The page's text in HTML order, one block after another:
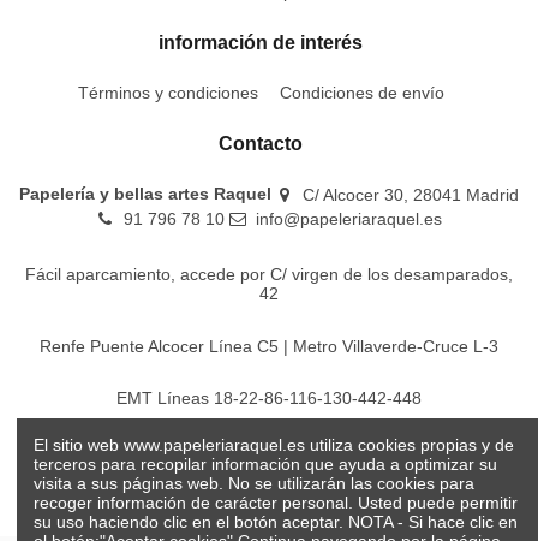
información de interés
Términos y condiciones Condiciones de envío
Contacto
Papelería y bellas artes Raquel
C/ Alcocer 30, 28041 Madrid
91 796 78 10
info@papeleriaraquel.es
Fácil aparcamiento, accede por C/ virgen de los desamparados,
42
Renfe Puente Alcocer Línea C5 | Metro Villaverde-Cruce L-3
EMT Líneas 18-22-86-116-130-442-448
Todos los precios son indicados con impuestos incluidos
El sitio web www.papeleriaraquel.es utiliza cookies propias y de
terceros para recopilar información que ayuda a optimizar su
visita a sus páginas web. No se utilizarán las cookies para
recoger información de carácter personal. Usted puede permitir
su uso haciendo clic en el botón aceptar. NOTA - Si hace clic en